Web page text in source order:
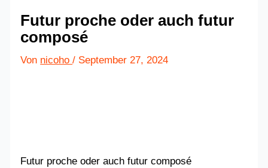
Futur proche oder auch futur
composé
Von nicoho/ September 27, 2024
Futur proche oder auch futur composé